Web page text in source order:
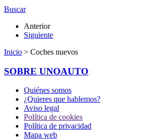
Buscar
Anterior
Siguiente
Inicio > Coches nuevos
SOBRE UNOAUTO
Quiénes somos
¿Quieres que hablemos?
Aviso legal
Política de cookies
Política de privacidad
Mapa web